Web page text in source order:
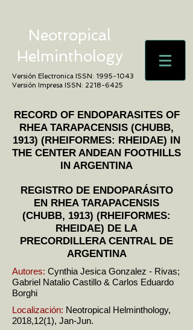
Neotropical
Helminthology
Versión Electronica ISSN: 1995-1043
Versión Impresa ISSN: 2218-6425
RECORD OF ENDOPARASITES OF
RHEA TARAPACENSIS (CHUBB,
1913) (RHEIFORMES: RHEIDAE) IN
THE CENTER ANDEAN FOOTHILLS
IN ARGENTINA
REGISTRO DE ENDOPARÁSITO
EN RHEA TARAPACENSIS
(CHUBB, 1913) (RHEIFORMES:
RHEIDAE) DE LA
PRECORDILLERA CENTRAL DE
ARGENTINA
Autores: Cynthia Jesica Gonzalez - Rivas;
Gabriel Natalio Castillo & Carlos Eduardo
Borghi
Localización: Neotropical Helminthology,
2018,12(1), Jan-Jun.